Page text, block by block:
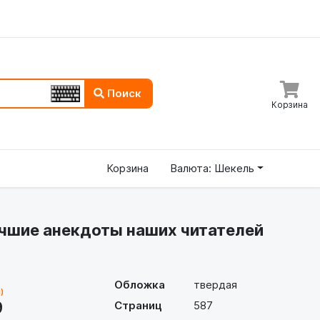
Поиск
Корзина
Корзина Валюта: Шекель
анекдоты наших читателей
Обложка
твердая
Страниц
587